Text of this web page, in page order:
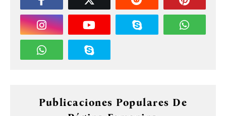
Publicaciones Populares De